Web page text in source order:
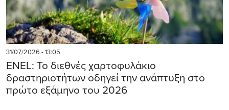
31/07/2026 - 13:05
ENEL: Το διεθνές χαρτοφυλάκιο
δραστηριοτήτων οδηγεί την ανάπτυξη στο
πρώτο εξάμηνο του 2026